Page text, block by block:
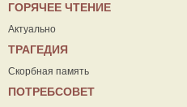
ГОРЯЧЕЕ ЧТЕНИЕ
Актуально
ТРАГЕДИЯ
Скорбная память
ПОТРЕБСОВЕТ